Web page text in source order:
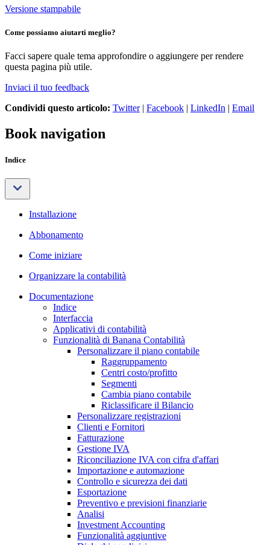
Versione stampabile
Come possiamo aiutarti meglio?
Facci sapere quale tema approfondire o aggiungere per rendere
questa pagina più utile.
Inviaci il tuo feedback
Condividi questo articolo: Twitter| Facebook | LinkedIn | Email
Book navigation
Indice
Installazione
Abbonamento
Come iniziare
Organizzare la contabilità
Documentazione
Indice
Interfaccia
Applicativi di contabilità
Funzionalità di Banana Contabilità
Personalizzare il piano contabile
Raggruppamento
Centri costo/profitto
Segmenti
Cambia piano contabile
Riclassificare il Bilancio
Personalizzare registrazioni
Clienti e Fornitori
Fatturazione
Gestione IVA
Riconciliazione IVA con cifra d'affari
Importazione e automazione
Controllo e sicurezza dei dati
Esportazione
Preventivo e previsioni finanziarie
Analisi
Investment Accounting
Funzionalità aggiuntive